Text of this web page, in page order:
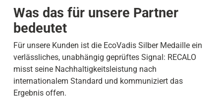
Was das für unsere Partner
bedeutet
Für unsere Kunden ist die EcoVadis Silber Medaille ein
verlässliches, unabhängig geprüftes Signal: RECALO
misst seine Nachhaltigkeitsleistung nach
internationalem Standard und kommuniziert das
Ergebnis offen.